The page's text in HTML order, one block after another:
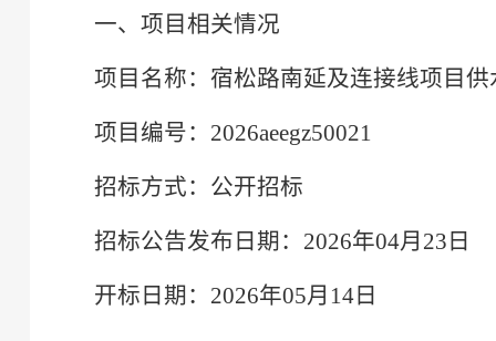
一、项目相关情况
项目名称： 宿松路南延及连接线项目
项目编号： 2026aeegz50021
招标方式：公开招标
招标公告发布日期： 2026年04月23日
开标日期： 2026年05月14日